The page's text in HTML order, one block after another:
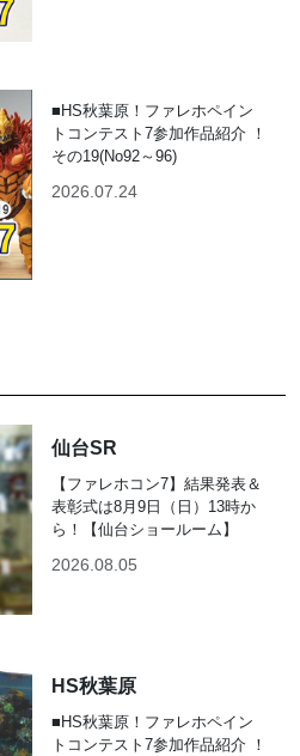
■HS秋葉原！ファレホペイン
トコンテスト7参加作品紹介 ！
その19(No92～96)
2026.07.24
仙台SR
【ファレホコン7】結果発表＆
表彰式は8月9日（日）13時か
ら！【仙台ショールーム】
2026.08.05
HS秋葉原
■HS秋葉原！ファレホペイン
トコンテスト7参加作品紹介 ！